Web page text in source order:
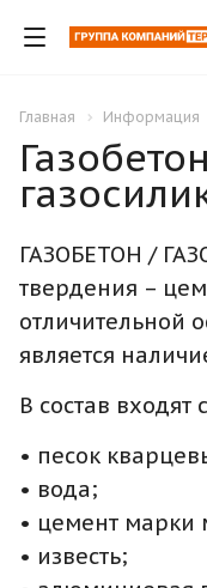
Главная Информация
ГАЗОБЕТОН /
твердения –
отличительной
является
В состав
• песок
• вода;
• цемент марки
• известь;